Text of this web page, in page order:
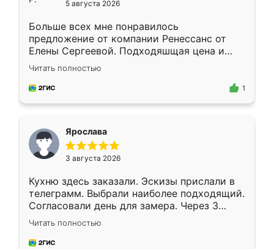
5 августа 2026
Больше всех мне понравилось
предложение от компании Ренессанс от
Елены Сергеевой. Подходяшщая цена и
короткие сроки изготовления. Приехавший
для замера сотрудник Владислав
предложил по моему эскизу самый
Читать полностью
1
Ярослава
3 августа 2026
Кухню здесь заказали. Эскизы прислали в
телеграмм. Выбрали наиболее подходящий.
Согласовали день для замера. Через 3
недели кухня была уже готова. Остались
довольны работой. Спасибо Ренессанс
мебель за качественную работу!
Читать полностью